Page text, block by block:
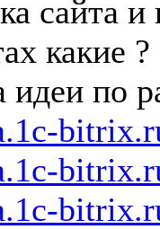
сайта и
какие ?
идеи по